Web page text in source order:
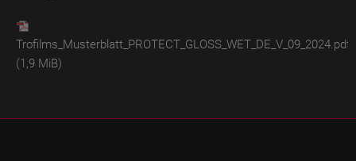
Trofilms_Musterblatt_PROTECT_GLOSS_WET_DE_V_09_2024.pdf
(1,9 MiB)